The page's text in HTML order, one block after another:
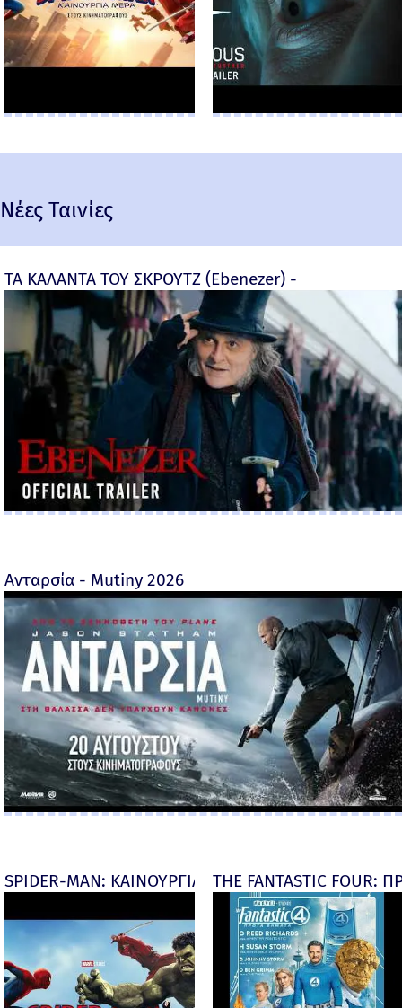
Νέες Ταινίες
ΤΑ ΚΑΛΑΝΤΑ ΤΟΥ ΣΚΡΟΥΤΖ (Ebenezer) -
Ανταρσία - Mutiny 2026
SPIDER-MAN: ΚΑΙΝΟΥΡΓΙΑ ΜΕΡΑ (Spider-Man:
THE FANTASTIC